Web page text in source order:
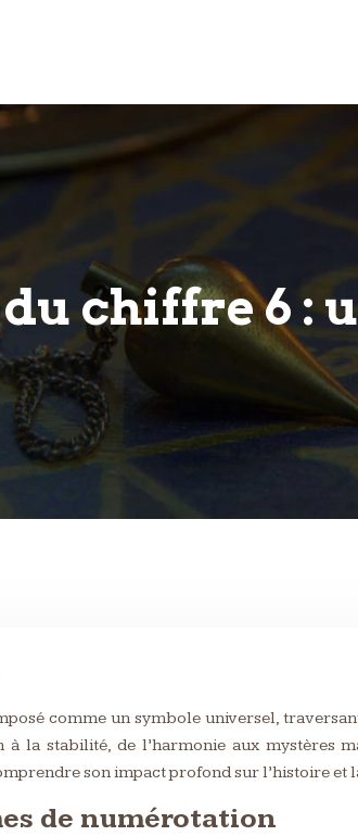
chiffre 6 :
comme un symbole universel,
à la stabilité, de l’harmonie aux
son impact profond sur l’histoire et
de numérotation